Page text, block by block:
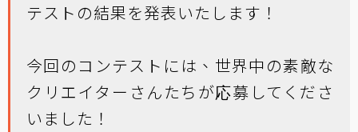
テストの結果を発表いたします！
今回のコンテストには、世界中の素敵な
クリエイターさんたちが応募してくださ
いました！